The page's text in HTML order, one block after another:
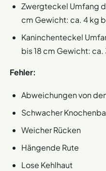
Zwergteckel Umfang
cm Gewicht: ca. 4 kg
Kaninchenteckel
bis 18 cm Gewicht: ca.
Fehler:
Abweichungen von
Schwacher
Weicher Rücken
Hängende Rute
Lose Kehlhaut